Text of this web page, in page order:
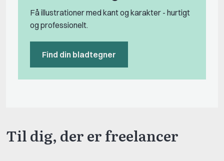
Få illustrationer med kant og karakter - hurtigt
og professionelt.
Find din bladtegner
Til dig, der er freelancer